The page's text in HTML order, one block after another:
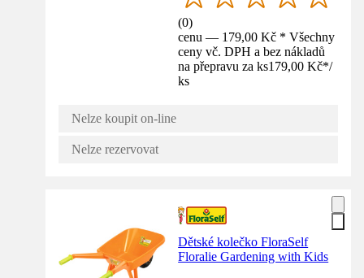
(0)
cenu — 179,00 Kč * Všechny
ceny vč. DPH a bez nákladů
na přepravu za ks179,00 Kč*/
ks
Nelze koupit on-line
Nelze rezervovat
Dětské kolečko FloraSelf
Floralie Gardening with Kids